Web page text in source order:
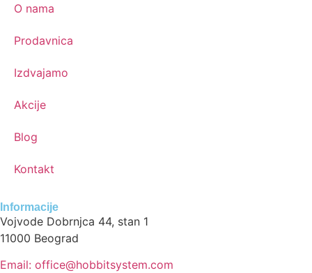
O nama
Prodavnica
Izdvajamo
Akcije
Blog
Kontakt
Informacije
Vojvode Dobrnjca 44, stan 1
11000 Beograd
Email: office@hobbitsystem.com